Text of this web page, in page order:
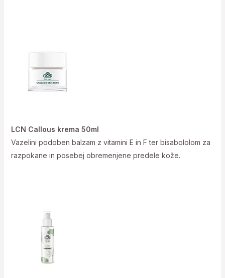
LCN Callous krema 50ml
Vazelini podoben balzam z vitamini E in F ter bisabololom za
razpokane in posebej obremenjene predele kože.